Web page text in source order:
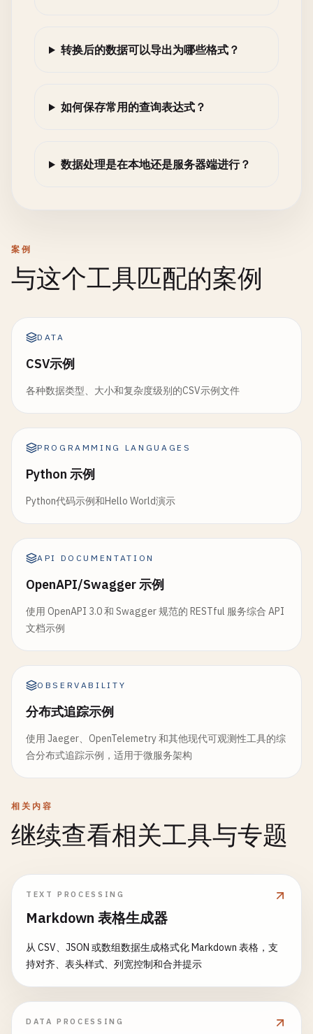
转换后的数据可以导出为哪些格式？
如何保存常用的查询表达式？
数据处理是在本地还是服务器端进行？
案例
与这个工具匹配的案例
DATA
CSV示例
各种数据类型、大小和复杂度级别的CSV示例文件
PROGRAMMING LANGUAGES
Python 示例
Python代码示例和Hello World演示
API DOCUMENTATION
OpenAPI/Swagger 示例
使用 OpenAPI 3.0 和 Swagger 规范的 RESTful 服务综合 API
文档示例
OBSERVABILITY
分布式追踪示例
使用 Jaeger、OpenTelemetry 和其他现代可观测性工具的综
合分布式追踪示例，适用于微服务架构
相关内容
继续查看相关工具与专题
TEXT PROCESSING
Markdown 表格生成器
从 CSV、JSON 或数组数据生成格式化 Markdown 表格，支
持对齐、表头样式、列宽控制和合并提示
DATA PROCESSING